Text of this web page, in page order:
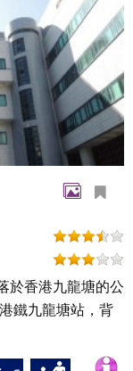
於香港九龍塘的公
鐵九龍塘站，背